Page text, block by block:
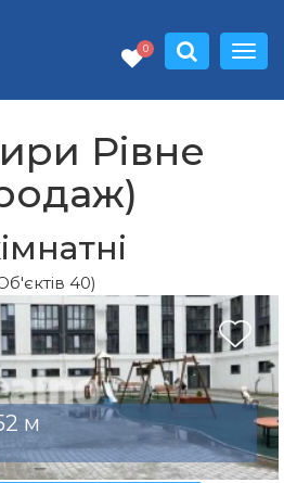
0
Рівне
40)
м